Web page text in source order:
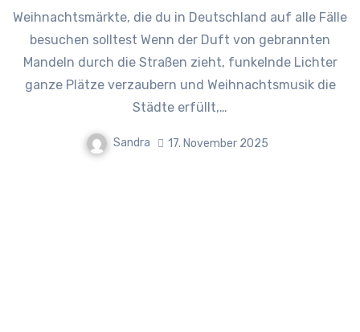
Weihnachtsmärkte, die du in Deutschland auf alle Fälle
besuchen solltest Wenn der Duft von gebrannten
Mandeln durch die Straßen zieht, funkelnde Lichter
ganze Plätze verzaubern und Weihnachtsmusik die
Städte erfüllt,…
Sandra 17. November 2025